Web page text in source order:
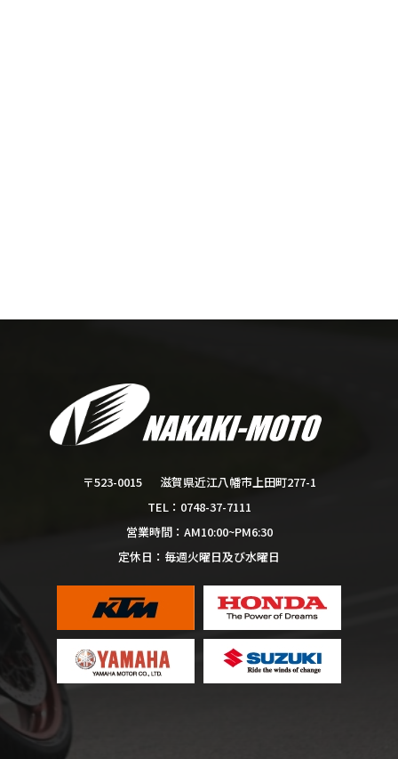
〒523-0015 滋賀県近江八幡市上田町277-1
TEL： 0748-37-7111
営業時間： AM10:00~PM6:30
定休日： 毎週火曜日及び水曜日